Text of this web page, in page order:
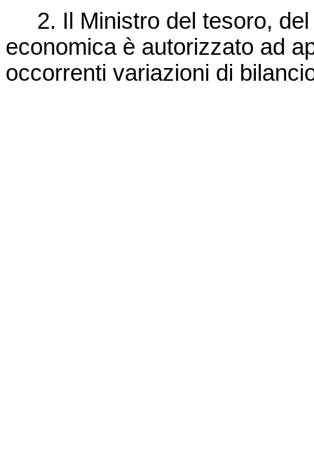
2. Il Ministro del tesoro, del
economica è autorizzato ad
occorrenti variazioni di